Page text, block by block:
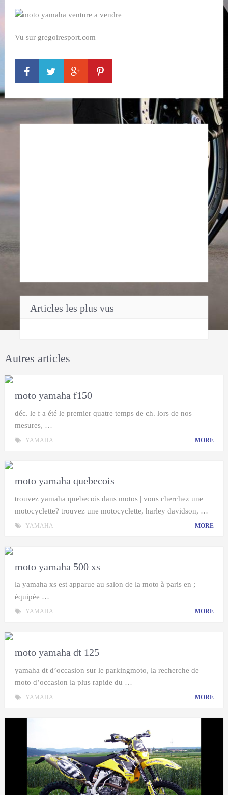
Vu sur gregoiresport.com
Articles les plus vus
Autres articles
moto yamaha f150
déc. le f a été le premier quatre temps de ch. lors de nos
mesures, …
YAMAHA MORE
moto yamaha quebecois
trouvez yamaha quebecois dans motos | vous cherchez une
motocyclette? trouvez une motocyclette, harley davidson, …
YAMAHA MORE
moto yamaha 500 xs
la yamaha xs est apparue au salon de la moto à paris en ;
équipée …
YAMAHA MORE
moto yamaha dt 125
yamaha dt d’occasion sur le parkingmoto, la recherche de
moto d’occasion la plus rapide du …
YAMAHA MORE